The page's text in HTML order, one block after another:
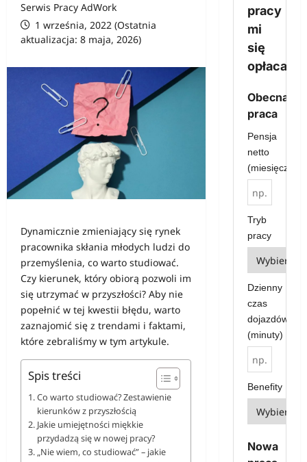
Serwis Pracy AdWork
1 września, 2022 (Ostatnia
aktualizacja: 8 maja, 2026)
Dynamicznie zmieniający się rynek
pracownika skłania młodych ludzi do
przemyślenia, co warto studiować.
Czy kierunek, który obiorą pozwoli im
się utrzymać w przyszłości? Aby nie
popełnić w tej kwestii błędu, warto
zaznajomić się z trendami i faktami,
które zebraliśmy w tym artykule.
Spis treści
Co warto studiować? Zestawienie
kierunków z przyszłością
Jakie umiejętności miękkie
przydadzą się w nowej pracy?
„Nie wiem, co studiować” – jakie
pracy
mi
się
opłaca?
Obecna
praca
Pensja
netto
(miesięcznie)
Tryb
pracy
Dzienny
czas
dojazdów
(minuty)
Benefity
Nowa